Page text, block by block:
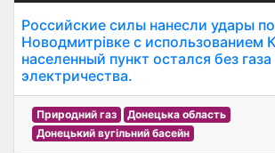
Российские силы нанесли удары по
Новодмитрівке с использованием
населенный пункт остался без газа
электричества.
Природний газ
Донецька область
Донецький вугільний басейн